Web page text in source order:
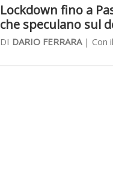
Lockdown fino a
che speculano sul
DI DARIO FERRARA| Con